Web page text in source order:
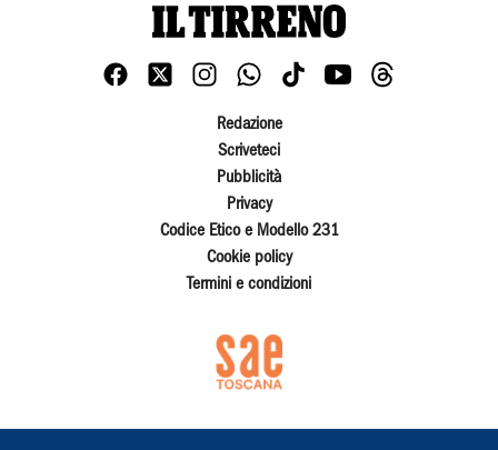
Redazione
Scriveteci
Pubblicità
Privacy
Codice Etico e Modello 231
Cookie policy
Termini e condizioni